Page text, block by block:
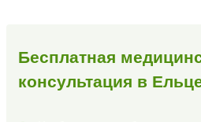
Бесплатная
консультация в